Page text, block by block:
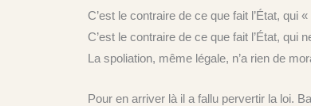
C’est le contraire de ce que fait l’État, qui
C’est le contraire de ce que fait l’État, qui
La spoliation, même légale, n’a rien de
Pour en arriver là il a fallu pervertir la loi.